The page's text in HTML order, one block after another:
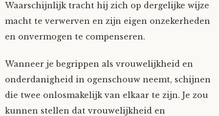
Waarschijnlijk tracht hij zich op dergelijke wijze
macht te verwerven en zijn eigen onzekerheden
en onvermogen te compenseren.
Wanneer je begrippen als vrouwelijkheid en
onderdanigheid in ogenschouw neemt, schijnen
die twee onlosmakelijk van elkaar te zijn. Je zou
kunnen stellen dat vrouwelijkheid en